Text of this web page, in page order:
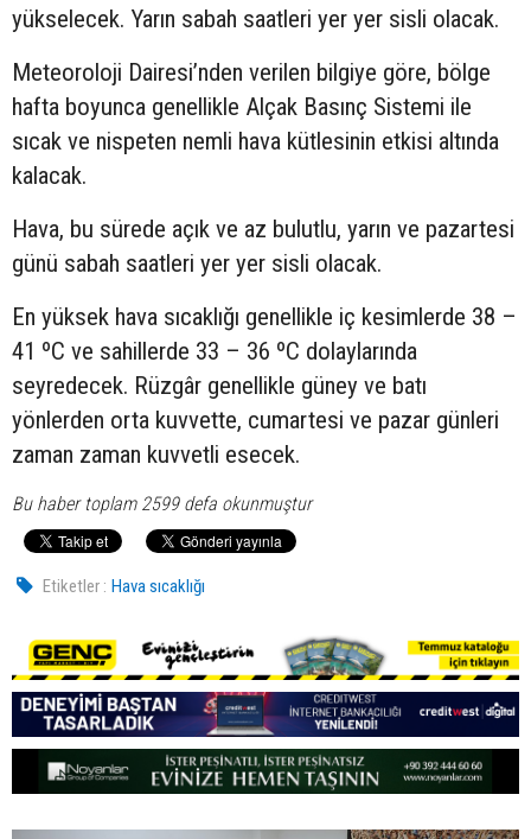
yükselecek. Yarın sabah saatleri yer yer sisli olacak.
Meteoroloji Dairesi’nden verilen bilgiye göre, bölge
hafta boyunca genellikle Alçak Basınç Sistemi ile
sıcak ve nispeten nemli hava kütlesinin etkisi altında
kalacak.
Hava, bu sürede açık ve az bulutlu, yarın ve pazartesi
günü sabah saatleri yer yer sisli olacak.
En yüksek hava sıcaklığı genellikle iç kesimlerde 38 –
41 ºC ve sahillerde 33 – 36 ºC dolaylarında
seyredecek. Rüzgâr genellikle güney ve batı
yönlerden orta kuvvette, cumartesi ve pazar günleri
zaman zaman kuvvetli esecek.
Bu haber toplam 2599 defa okunmuştur
Etiketler : Hava sıcaklığı